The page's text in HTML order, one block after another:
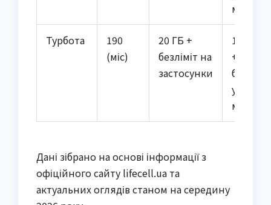
мережі
Турбота
190
(міс)
20 ГБ +
безліміт на
застосунки
1000 хв
+
безліміт
у
мережі
Дані зібрано на основі інформації з
офіційного сайту lifecell.ua та
актуальних оглядів станом на середину